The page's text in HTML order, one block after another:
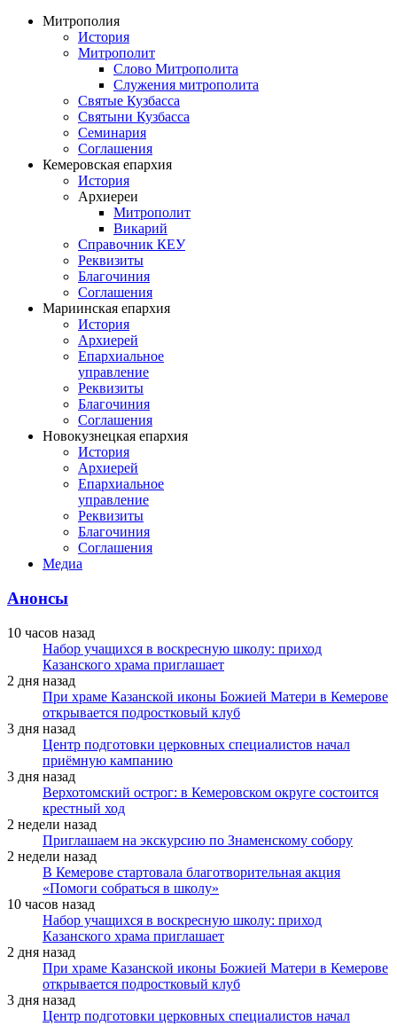
Митрополия
История
Митрополит
Слово Митрополита
Служения митрополита
Святые Кузбасса
Святыни Кузбасса
Семинария
Соглашения
Кемеровская епархия
История
Архиереи
Митрополит
Викарий
Справочник КЕУ
Реквизиты
Благочиния
Соглашения
Мариинская епархия
История
Архиерей
Епархиальное
управление
Реквизиты
Благочиния
Соглашения
Новокузнецкая епархия
История
Архиерей
Епархиальное
управление
Реквизиты
Благочиния
Соглашения
Медиа
Анонсы
10 часов назад
Набор учащихся в воскресную школу: приход
Казанского храма приглашает
2 дня назад
При храме Казанской иконы Божией Матери в Кемерове
открывается подростковый клуб
3 дня назад
Центр подготовки церковных специалистов начал
приёмную кампанию
3 дня назад
Верхотомский острог: в Кемеровском округе состоится
крестный ход
2 недели назад
Приглашаем на экскурсию по Знаменскому собору
2 недели назад
В Кемерове стартовала благотворительная акция
«Помоги собраться в школу»
10 часов назад
Набор учащихся в воскресную школу: приход
Казанского храма приглашает
2 дня назад
При храме Казанской иконы Божией Матери в Кемерове
открывается подростковый клуб
3 дня назад
Центр подготовки церковных специалистов начал